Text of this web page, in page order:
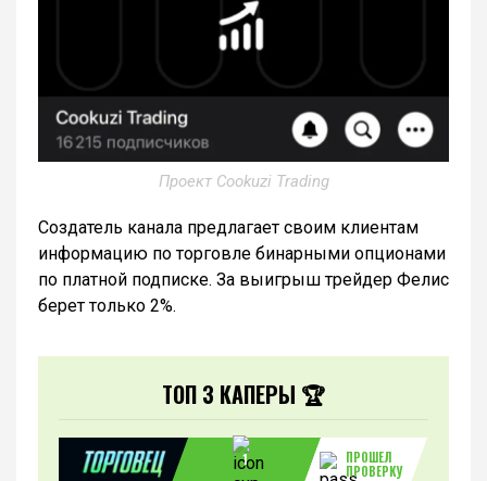
Проект Cookuzi Trading
Создатель канала предлагает своим клиентам
информацию по торговле бинарными опционами
по платной подписке. За выигрыш трейдер Фелис
берет только 2%.
ТОП 3 КАПЕРЫ 🏆
1
ПРОШЕЛ
ПРОВЕРКУ